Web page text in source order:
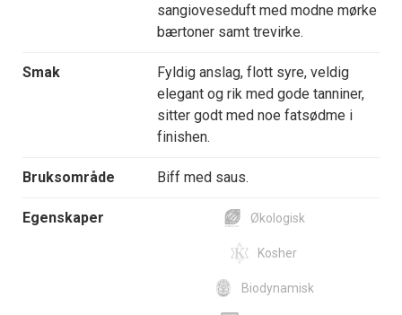
sangioveseduft med modne mørke
bærtoner samt trevirke.
Smak
Fyldig anslag, flott syre, veldig
elegant og rik med gode tanniner,
sitter godt med noe fatsødme i
finishen.
Bruksområde Biff med saus.
Egenskaper Økologisk
Kosher
Biodynamisk